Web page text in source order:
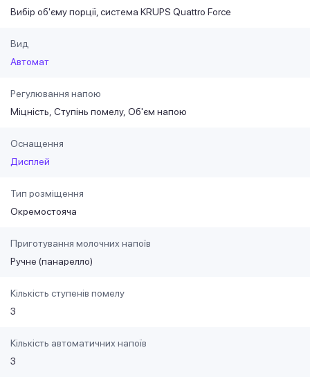
Вибір об'єму порції, система KRUPS Quattro Force
Вид
Автомат
Регулювання напою
Міцність Ступінь помелу Об'єм напою
Оснащення
Дисплей
Тип розміщення
Окремостояча
Приготування молочних напоїв
Ручне (панарелло)
Кількість ступенів помелу
3
Кількість автоматичних напоїв
3